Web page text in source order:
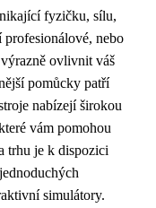
fyzičku, sílu,
nebo
ovlivnit váš
pomůcky patří
nabízejí širokou
vám pomohou
trhu je k dispozici
simulátory.